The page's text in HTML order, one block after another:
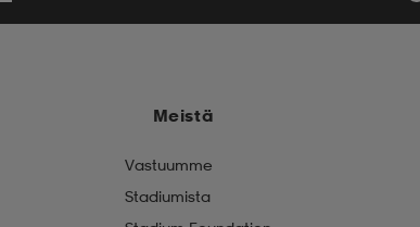
Meistä
Vastuumme
Stadiumista